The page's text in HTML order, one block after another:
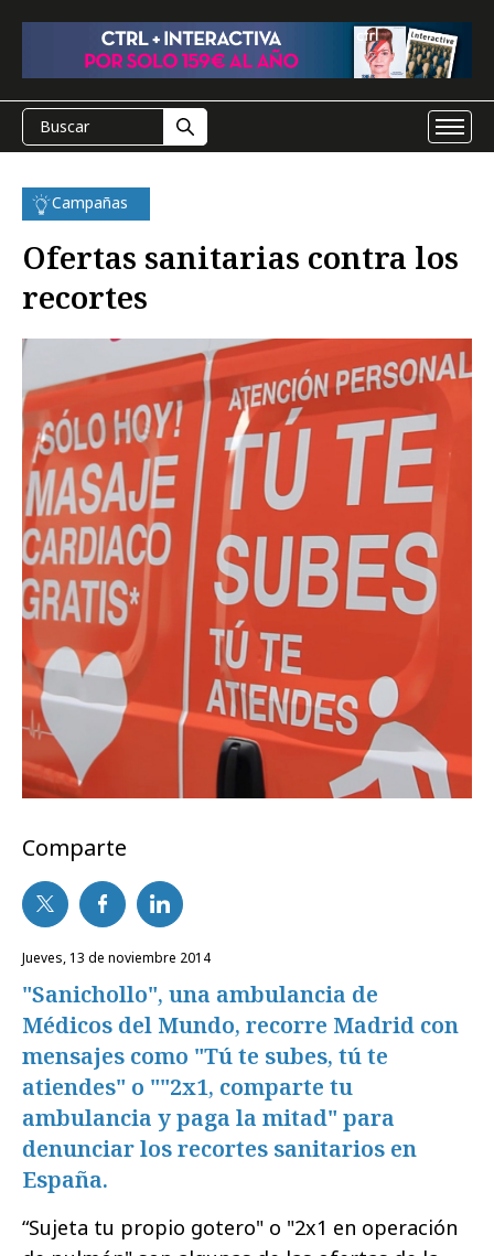
Campañas
Ofertas sanitarias contra los
recortes
Comparte
jueves, 13 de noviembre 2014
"Sanichollo", una ambulancia de
Médicos del Mundo, recorre Madrid con
mensajes como "Tú te subes, tú te
atiendes" o ""2x1, comparte tu
ambulancia y paga la mitad" para
denunciar los recortes sanitarios en
España.
“Sujeta tu propio gotero" o "2x1 en operación